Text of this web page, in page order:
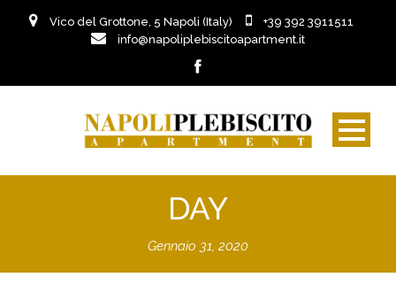
Vico del Grottone, 5 Napoli (Italy)
+39 392 3911511
info@napoliplebiscitoapartment.it
DAY
Gennaio 31, 2020